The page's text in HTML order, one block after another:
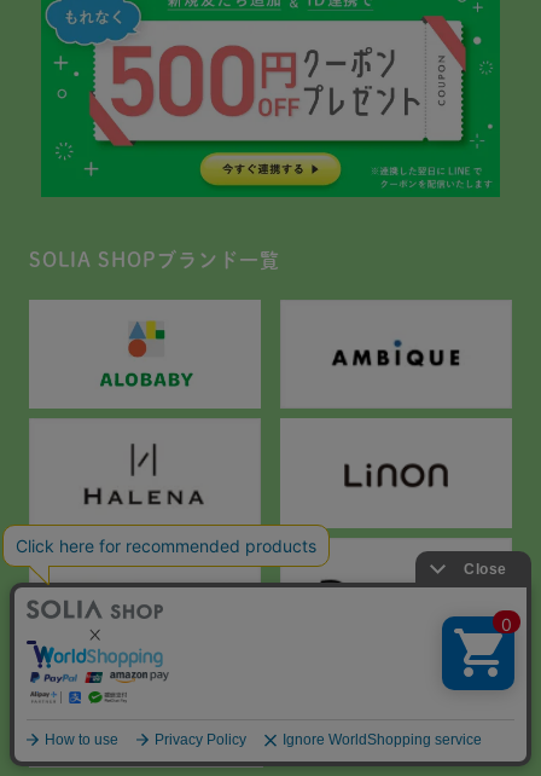
SOLIA SHOPブランド一覧